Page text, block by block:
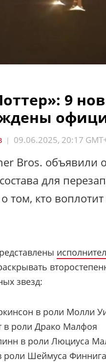
9
| 09.06.2025, 20:17
Bros. объявили
для
о том, кто
звезд:
в роли Молли
в роли Драко Малфоя
в роли Люциуса
роли Шеймуса